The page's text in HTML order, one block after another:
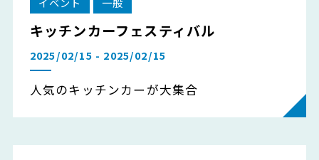
キッチンカーフェスティバル
2025/02/15 - 2025/02/15
人気のキッチンカーが大集合